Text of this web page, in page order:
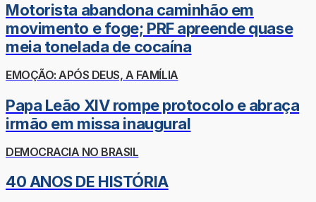
Motorista abandona caminhão em
movimento e foge; PRF apreende quase
meia tonelada de cocaína
EMOÇÃO: APÓS DEUS, A FAMÍLIA
Papa Leão XIV rompe protocolo e abraça
irmão em missa inaugural
DEMOCRACIA NO BRASIL
40 ANOS DE HISTÓRIA